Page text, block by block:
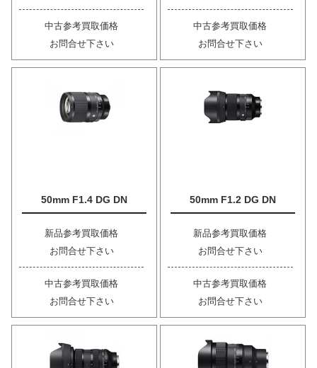
中古参考買取価格
お問合せ下さい
中古参考買取価格
お問合せ下さい
50mm F1.4 DG DN
新品参考買取価格
お問合せ下さい
中古参考買取価格
お問合せ下さい
50mm F1.2 DG DN
新品参考買取価格
お問合せ下さい
中古参考買取価格
お問合せ下さい